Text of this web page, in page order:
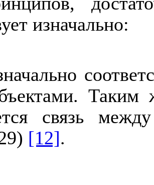
изначально:
Таким
связь
[12].